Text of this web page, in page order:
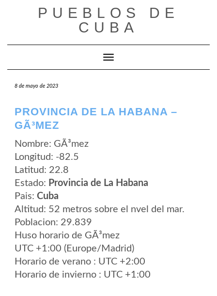
PUEBLOS DE
CUBA
Cambiar modo de navegación
8 de mayo de 2023
PROVINCIA DE LA HABANA –
GÃ³MEZ
Nombre: GÃ³mez
Longitud: -82.5
Latitud: 22.8
Estado: Provincia de La Habana
Pais: Cuba
Altitud: 52 metros sobre el nvel del mar.
Poblacion: 29.839
Huso horario de GÃ³mez
UTC +1:00 (Europe/Madrid)
Horario de verano : UTC +2:00
Horario de invierno : UTC +1:00